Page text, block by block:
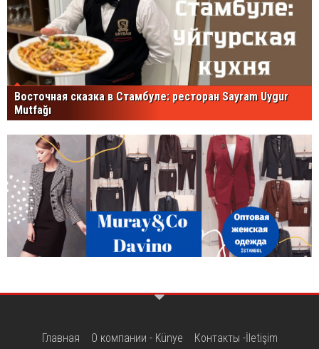
Восточная сказка в Стамбуле: ресторан Sayram Uygur
Mutfağı
Главная О компании - Künye
Контакты -İletişim